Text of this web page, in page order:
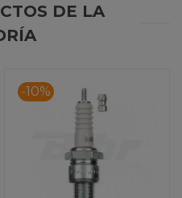
DE LA
-10%